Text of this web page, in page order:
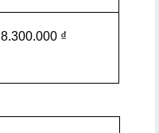
8.300.000 ₫